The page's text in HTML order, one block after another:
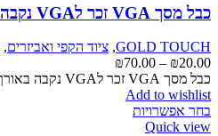
לבחור
את
האפשרויות
בעמוד
המוצר
כבל מסך VGA זכר לVGA נקבה
GOLD TOUCH
, ציוד הקפי ואביזרים,
₪20.00
–
₪70.00
מחירים:
כבל מסך VGA זכר לVGA נקבה באורך של 1.8 עד 30 מטר
Add to wishlist
בחר אפשרויות
Quick view